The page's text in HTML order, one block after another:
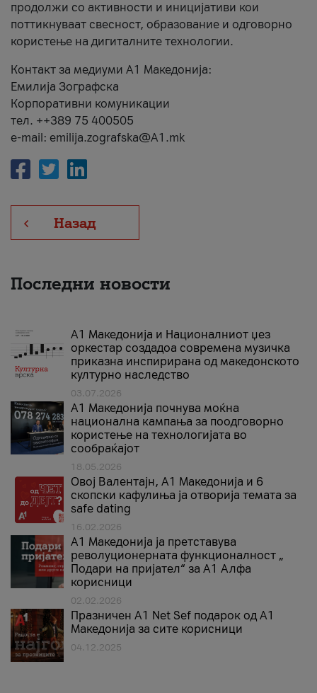
продолжи со активности и иницијативи кои
поттикнуваат свесност, образование и одговорно
користење на дигиталните технологии.
Контакт за медиуми А1 Македонија:
Емилија Зографска
Корпоративни комуникации
тел. ++389 75 400505
e-mail: emilija.zografska@A1.mk
Назад
Последни новости
А1 Македонија и Националниот џез
оркестар создадоа современа музичка
приказна инспирирана од македонското
културно наследство
03.07.2026
A1 Македонија почнува моќна
национална кампања за поодговорно
користење на технологијата во
сообраќајот
18.05.2026
Овој Валентајн, A1 Македонија и 6
скопски кафулиња ја отворија темата за
safe dating
16.02.2026
А1 Македонија ја претставува
револуционерната функционалност „
Подари на пријател“ за А1 Алфа
корисници
02.02.2026
Празничен A1 Net Sеf подарок од А1
Македонија за сите корисници
04.12.2025